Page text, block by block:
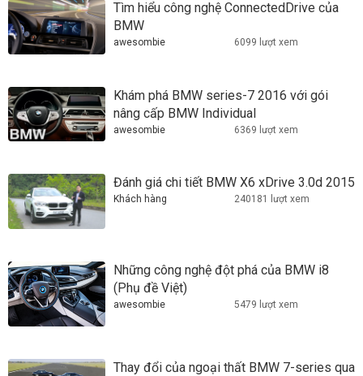
Tìm hiểu công nghệ ConnectedDrive của
BMW
awesombie 6099 lượt xem
Khám phá BMW series-7 2016 với gói
nâng cấp BMW Individual
awesombie 6369 lượt xem
Đánh giá chi tiết BMW X6 xDrive 3.0d 2015
Khách hàng 240181 lượt xem
Những công nghệ đột phá của BMW i8
(Phụ đề Việt)
awesombie 5479 lượt xem
Thay đổi của ngoại thất BMW 7-series qua